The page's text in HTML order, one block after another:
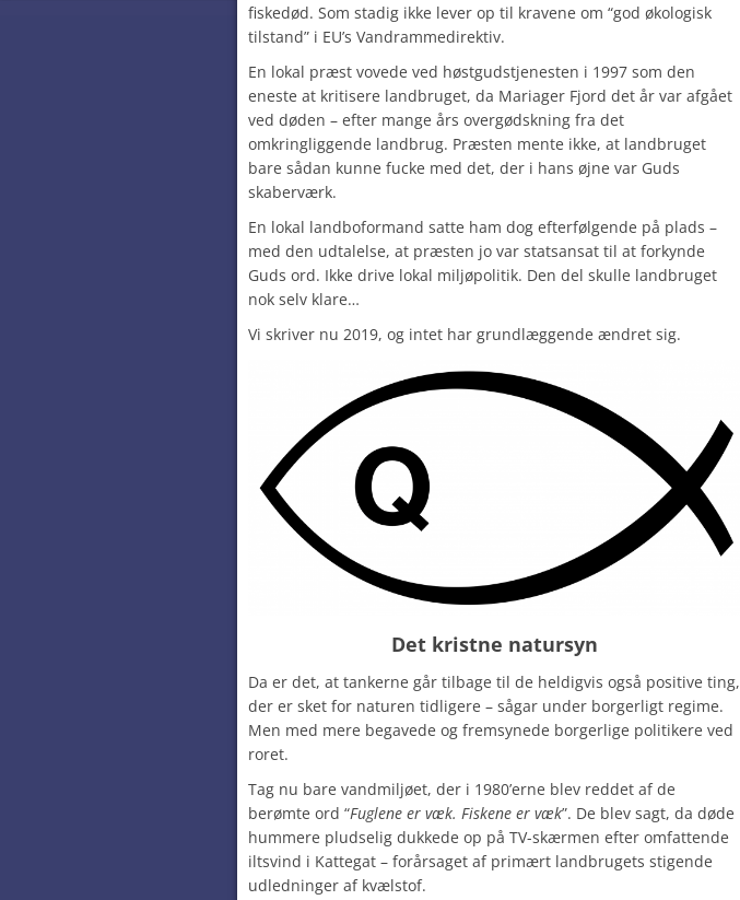
fiskedød. Som stadig ikke lever op til kravene om “god økologisk
tilstand” i EU’s Vandrammedirektiv.
En lokal præst vovede ved høstgudstjenesten i 1997 som den
eneste at kritisere landbruget, da Mariager Fjord det år var afgået
ved døden – efter mange års overgødskning fra det
omkringliggende landbrug. Præsten mente ikke, at landbruget
bare sådan kunne fucke med det, der i hans øjne var Guds
skaberværk.
En lokal landboformand satte ham dog efterfølgende på plads –
med den udtalelse, at præsten jo var statsansat til at forkynde
Guds ord. Ikke drive lokal miljøpolitik. Den del skulle landbruget
nok selv klare…
Vi skriver nu 2019, og intet har grundlæggende ændret sig.
Det kristne natursyn
Da er det, at tankerne går tilbage til de heldigvis også positive ting,
der er sket for naturen tidligere – sågar under borgerligt regime.
Men med mere begavede og fremsynede borgerlige politikere ved
roret.
Tag nu bare vandmiljøet, der i 1980’erne blev reddet af de
berømte ord “Fuglene er væk. Fiskene er væk”. De blev sagt, da døde
hummere pludselig dukkede op på TV-skærmen efter omfattende
iltsvind i Kattegat – forårsaget af primært landbrugets stigende
udledninger af kvælstof.